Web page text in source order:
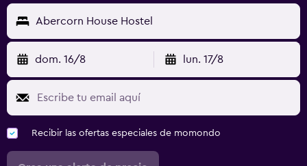
Abercorn House Hostel
dom. 16/8 lun. 17/8
Recibir las ofertas especiales de momondo